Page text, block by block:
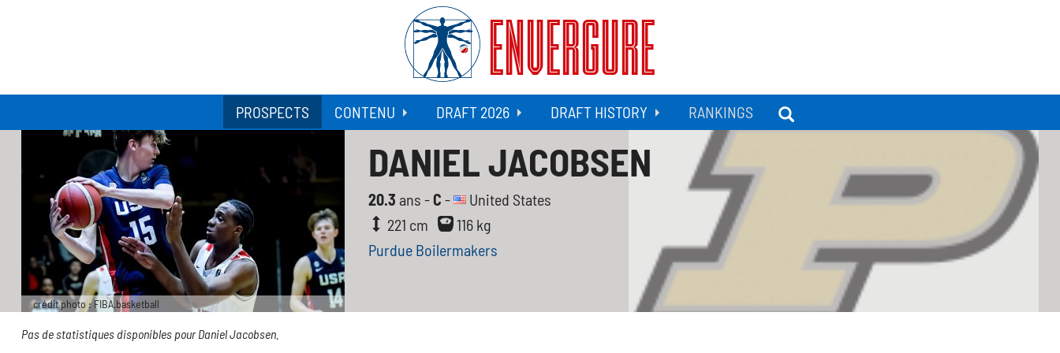
ENVERGURE
PROSPECTS CONTENU DRAFT 2026 DRAFT HISTORY RANKINGS
crédit photo : FIBA.basketball
DANIEL JACOBSEN
20.3 ans -C -
United States
221 cm
116 kg
Purdue Boilermakers
Pas de statistiques disponibles pour Daniel Jacobsen.